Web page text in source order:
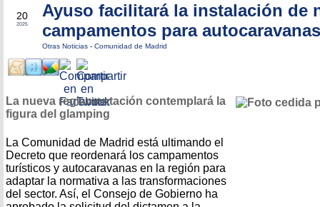
20
2025
Ayuso facilitará la instalación de
campamentos para autocaravanas
Otras Noticias - Comunidad de Madrid
La nueva reglamentación contemplará la
figura del glamping
La Comunidad de Madrid está ultimando el
Decreto que reordenará los campamentos
turísticos y autocaravanas en la región para
adaptar la normativa a las transformaciones
del sector. Así, el Consejo de Gobierno ha